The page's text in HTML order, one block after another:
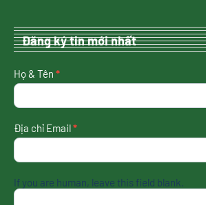
Đăng ký tin mới nhất
nhận
tin
nhất
Họ & Tên *
Địa chỉ Email*
If you are human, leave this field blank.